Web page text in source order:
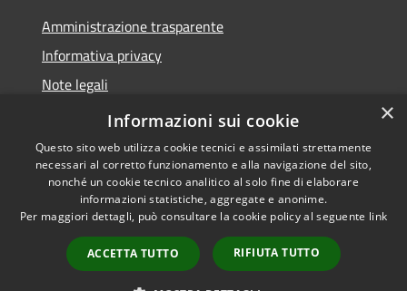
Amministrazione trasparente
Informativa privacy
Note legali
Dichiarazione di accessibilità
Accessibilità
Copyright © 2026 • Comune di
Montorio al Vomano • Powered
byMunicipium
Accesso
redazione
×
Informazioni sui cookie
Questo sito web utilizza cookie tecnici e assimilati strettamente
necessari al corretto funzionamento e alla navigazione del sito,
nonché un cookie tecnico analitico al solo fine di elaborare
informazioni statistiche, aggregate e anonime.
Per maggiori dettagli, può consultare la cookie policy al seguente link
ACCETTA TUTTO RIFIUTA TUTTO